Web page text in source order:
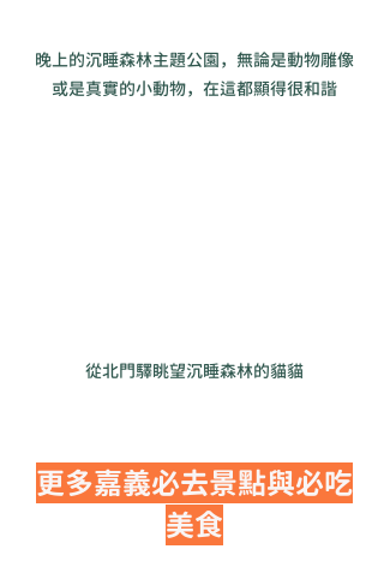
晚上的沉睡森林主題公園，無論是動物雕像
或是真實的小動物，在這都顯得很和諧
從北門驛眺望沉睡森林的貓貓
更多嘉義必去景點與必吃
美食